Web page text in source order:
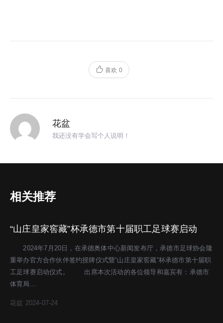
喜欢 0
花盆
我还没有学会写个人说明！
相关推荐
“山庄皇家窖藏”杯承德市第十届职工足球赛启动
2024年7月20日，在承德奥体中心新闻发布厅，承德市足球协会隆
重举办官方合作伙伴签约授牌仪式暨“山庄皇家窖藏”杯承德市第十届职
工足球赛启动仪式。 出席本次活动的各位领导和嘉宾有：承德市
体育局...
花盆 2024-07-24